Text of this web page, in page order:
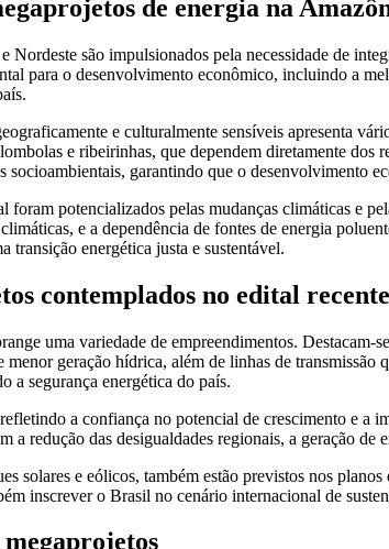
de energia na
são impulsionados pela necessidade de
para o desenvolvimento econômico, incluindo a
e culturalmente sensíveis apresenta
e ribeirinhas, que dependem diretamente
garantindo que o desenvolvimento
potencializados pelas mudanças climáticas e
e a dependência de fontes de energia
transição energética justa e sustentável.
contemplados no edital recente
uma variedade de empreendimentos.
menor geração hídrica, além de linhas de
a segurança energética do país.
a confiança no potencial de crescimento e
a redução das desigualdades regionais, a geração
solares e eólicos, também estão previstos nos
inscrever o Brasil no cenário internacional de